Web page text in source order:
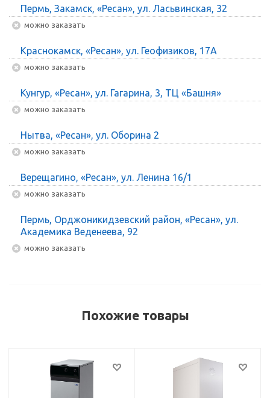
Пермь, Закамск, «Ресан», ул. Ласьвинская, 32
Можно заказать
Краснокамск, «Ресан», ул. Геофизиков, 17А
Можно заказать
Кунгур, «Ресан», ул. Гагарина, 3, ТЦ «Башня»
Можно заказать
Нытва, «Ресан», ул. Оборина 2
Можно заказать
Верещагино, «Ресан», ул. Ленина 16/1
Можно заказать
Пермь, Орджоникидзевский район, «Ресан», ул.
Академика Веденеева, 92
Можно заказать
Похожие товары